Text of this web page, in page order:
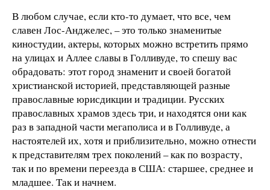
В любом случае, если кто-то думает, что все, чем
славен Лос-Анджелес, – это только знаменитые
киностудии, актеры, которых можно встретить прямо
на улицах и Аллее славы в Голливуде, то спешу вас
обрадовать: этот город знаменит и своей богатой
христианской историей, представляющей разные
православные юрисдикции и традиции. Русских
православных храмов здесь три, и находятся они как
раз в западной части мегаполиса и в Голливуде, а
настоятелей их, хотя и приблизительно, можно отнести
к представителям трех поколений – как по возрасту,
так и по времени переезда в США: старшее, среднее и
младшее. Так и начнем.